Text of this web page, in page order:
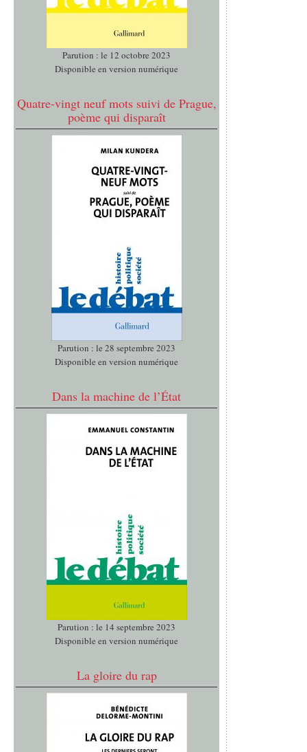
Parution : le 12 octobre 2023
Disponible en version numérique
Quatre-vingt neuf mots suivi de Prague,
poème qui disparaît
Parution : le 28 septembre 2023
Disponible en version numérique
Dans la machine de l’État
Parution : le 14 septembre 2023
Disponible en version numérique
La gloire du rap